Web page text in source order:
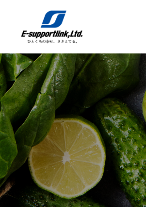
サービスTOP
生鮮MDシステム
イーサポートリンクシス
業務受託サービス（BPO）
農産物の生産・調達・販売
Marché+（マルシェプラス
es-Marché（エスマルシェ
イーサポートリンクに
トップメッセージ
経営理念・経営ビジョン
コーポレートガバナンス
サスティナビリティへの
ブランドストーリー
企業情報TOP
企業概要
事業所案内
関係会社
これまでの歩み
IR情報TOP
IRニュース
IRカレンダー
IRライブラリー